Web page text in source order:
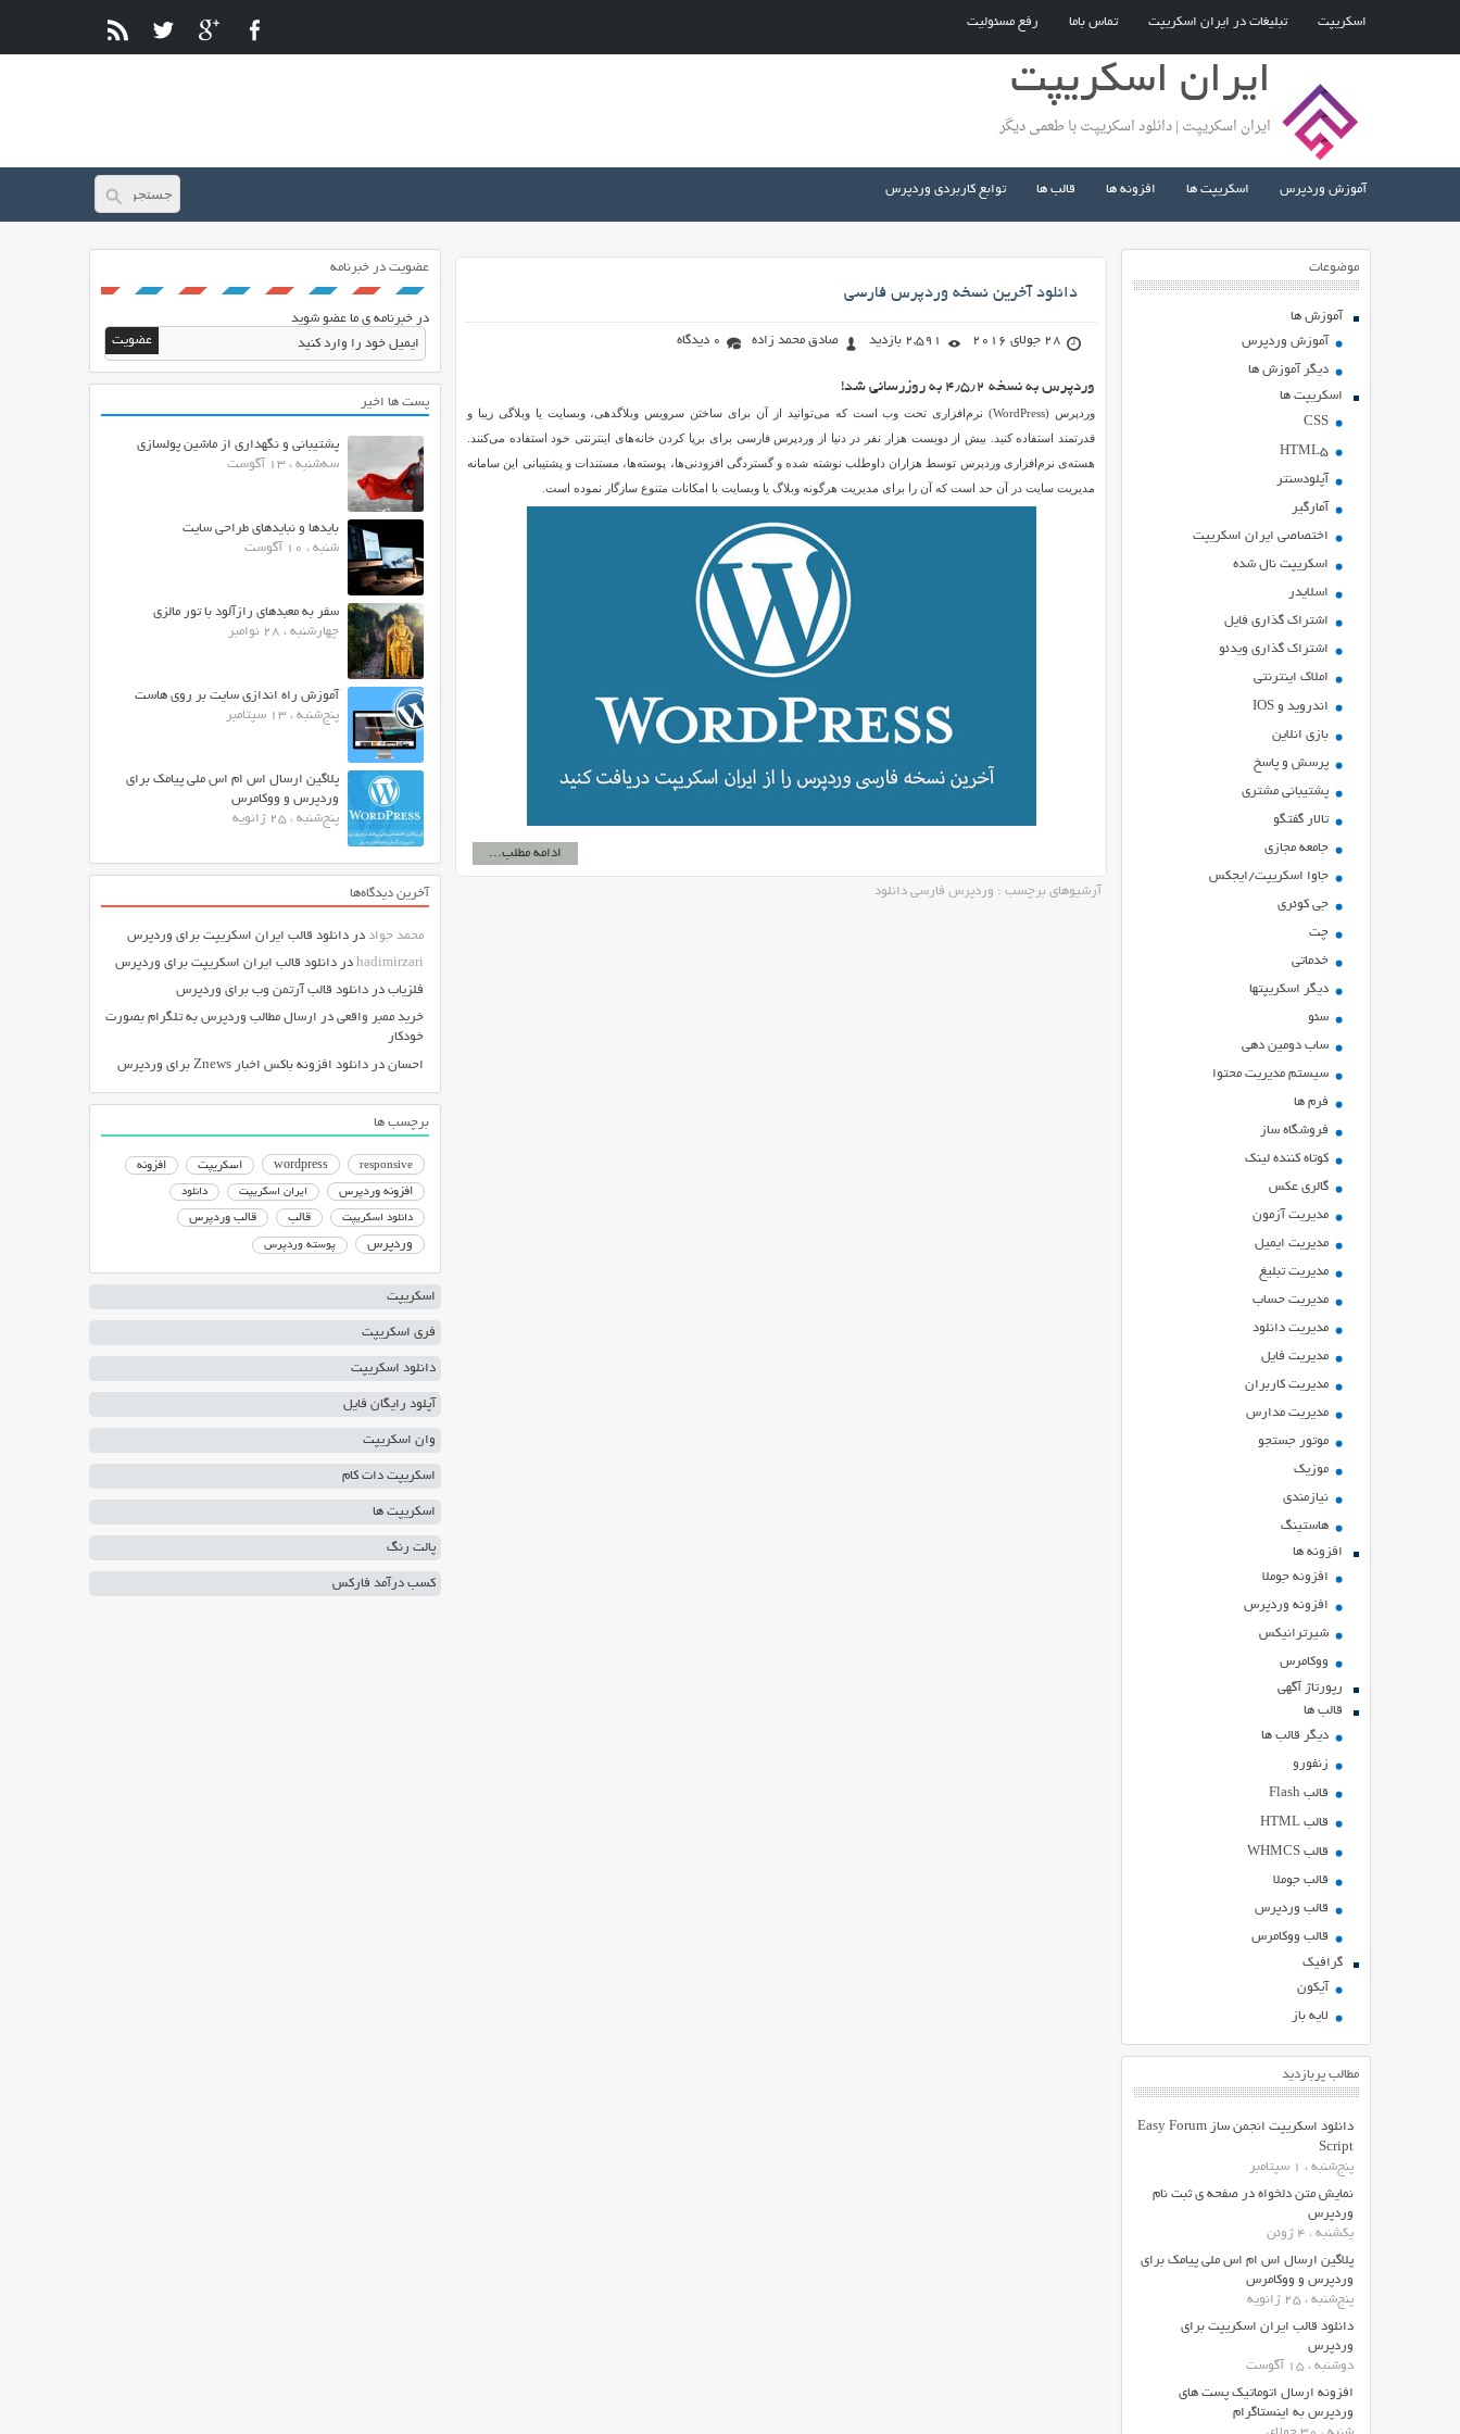
اسکریپت تبلیغات در ایران اسکریپت تماس باما رفع مسئولیت
ایران اسکریپت
ایران اسکریپت | دانلود اسکریپت با طعمی دیگر
آموزش وردپرس اسکریپت ها افزونه ها قالب ها توابع کاربردی وردپرس
موضوعات
آموزش ها
آموزش وردپرس
دیگر آموزش ها
اسکریپت ها
CSS
HTML5
آپلودسنتر
آمارگیر
اختصاصی ایران اسکریپت
اسکریپت نال شده
اسلایدر
اشتراك گذاري فايل
اشتراک گذاری ویدئو
املاک اینترنتی
اندروید و IOS
بازي انلاين
پرسش و پاسخ
پشتیبانی مشتری
تالار گفتگو
جامعه مجازی
جاوا اسکریپت/ایجکس
جی کوئری
چت
خدماتی
ديگر اسكريپتها
سئو
ساب دومین دهی
سیستم مدیریت محتوا
فرم ها
فروشگاه ساز
کوتاه کننده لینک
گالری عکس
مدیریت آزمون
مدیریت ایمیل
مدیریت تبلیغ
مدیریت حساب
مدیریت دانلود
مدیریت فایل
مدیریت کاربران
مدیریت مدارس
موتور جستجو
موزیک
نیازمندی
هاستينگ
افزونه ها
افزونه جوملا
افزونه وردپرس
شیرترانیکس
ووکامرس
رپورتاژ آگهی
قالب ها
دیگر قالب ها
زنفورو
قالب Flash
قالب HTML
قالب WHMCS
قالب جوملا
قالب وردپرس
قالب ووکامرس
گرافیک
آیکون
لایه باز
مطالب پربازدید
دانلود اسکریپت انجمن ساز Easy Forum
Script
پنج‌شنبه ، 1 سپتامبر
نمایش متن دلخواه در صفحه ی ثبت نام
وردپرس
یکشنبه ، 4 ژوئن
پلاگین ارسال اس ام اس ملی پیامک برای
وردپرس و ووکامرس
پنج‌شنبه ، 25 ژانویه
دانلود قالب ایران اسکریپت برای
وردپرس
دوشنبه ، 15 آگوست
افزونه ارسال اتوماتیک پست های
وردپرس به اینستاگرام
دانلود آخرین نسخه وردپرس فارسی
28 جولای 2016 2,591 بازدید صادق محمد زاده 0 دیدگاه
وردپرس به نسخه ۴٫۵٫۲ به روزرسانی شد!
وردپرس (WordPress) نرم‌افزاری تحت وب است که می‌توانید از آن برای ساختن سرویس وبلاگدهی، وبسایت یا وبلاگی زیبا و
قدرتمند استفاده کنید. بیش از دویست‌ هزار نفر در دنیا از وردپرس فارسی برای برپا کردن خانه‌های اینترنتی خود استفاده می‌کنند.
هسته‌ی نرم‌افزاری وردپرس توسط هزاران داوطلب نوشته شده و گستردگی افزودنی‌ها، پوسته‌ها، مستندات و پشتیبانی این سامانه
مدیریت سایت در آن حد است که آن را برای مدیریت هرگونه وبلاگ یا وبسایت با امکانات متنوع سازگار نموده است.
ادامه مطلب...
آرشیوهای برچسب : وردپرس فارسی دانلود
عضویت در خبرنامه
در خبرنامه ی ما عضو شوید
پست ها اخیر
پشتیبانی و نگهداری از ماشین پولسازی
سه‌شنبه ، 13 آگوست
بایدها و نبایدهای طراحی سایت
شنبه ، 10 آگوست
سفر به معبدهای رازآلود با تور مالزی
چهارشنبه ، 28 نوامبر
آموزش راه اندازی سایت بر روی هاست
پنج‌شنبه ، 13 سپتامبر
پلاگین ارسال اس ام اس ملی پیامک برای
وردپرس و ووکامرس
پنج‌شنبه ، 25 ژانویه
آخرین دیدگاه‌ها
محمد جواد در دانلود قالب ایران اسکریپت برای وردپرس
hadimirzari در دانلود قالب ایران اسکریپت برای وردپرس
فلزیاب در دانلود قالب آرتمن وب برای وردپرس
خرید ممبر واقعی در ارسال مطالب وردپرس به تلگرام بصورت
خودکار
احسان در دانلود افزونه باکس اخبار Znews برای وردپرس
برچسب ها
responsive
wordpress اسکریپت
افزونه
افزونه وردپرس
ایران اسکریپت دانلود
دانلود اسکریپت قالب قالب وردپرس
وردپرس پوسته وردپرس
اسکریپت
فری اسکریپت
دانلود اسکریپت
آپلود رایگان فایل
وان اسکریپت
اسکریپت دات کام
اسکریپت ها
پالت رنگ
کسب درآمد فارکس